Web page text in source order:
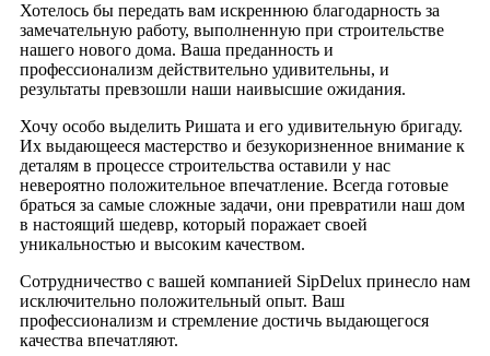
Хотелось бы передать вам искреннюю благодарность за
замечательную работу, выполненную при строительстве
нашего нового дома. Ваша преданность и
профессионализм действительно удивительны, и
результаты превзошли наши наивысшие ожидания.
Хочу особо выделить Ришата и его удивительную бригаду.
Их выдающееся мастерство и безукоризненное внимание к
деталям в процессе строительства оставили у нас
невероятно положительное впечатление. Всегда готовые
браться за самые сложные задачи, они превратили наш дом
в настоящий шедевр, который поражает своей
уникальностью и высоким качеством.
Сотрудничество с вашей компанией SipDelux принесло нам
исключительно положительный опыт. Ваш
профессионализм и стремление достичь выдающегося
качества впечатляют.